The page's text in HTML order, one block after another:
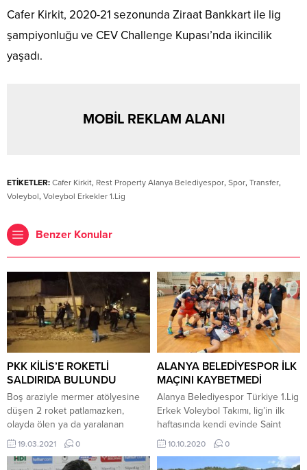
Cafer Kirkit, 2020-21 sezonunda Ziraat Bankkart ile lig
şampiyonluğu ve CEV Challenge Kupası’nda ikincilik
yaşadı.
MOBİL REKLAM ALANI
ETİKETLER: Cafer Kirkit, Rest Property Alanya Belediyespor, Spor, Transfer,
Voleybol, Voleybol Erkekler 1.Lig
Benzer Konular
PKK KİLİS’E ROKETLİ
SALDIRIDA BULUNDU
Boş araziyle mermer atölyesine
düşen 2 roket patlamazken,
olayda ölen ya da yaralanan
olmadı. Yetkililer, roketlerin YPG
kontrolündeki Tel Rıfat
bölgesinden atıldığının
19.03.2021 0
ALANYA BELEDİYESPOR İLK
MAÇINI KAYBETMEDİ
Alanya Belediyespor Türkiye 1.Lig
Erkek Voleybol Takımı, lig’in ilk
haftasında kendi evinde Saint
Joseph Spor’u konuk etti. Alanya
Atatürk Kapalı Spor Salonu’nda
saat 14.00’de bugün oynanan
10.10.2020 0